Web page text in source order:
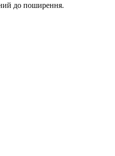
до поширення.